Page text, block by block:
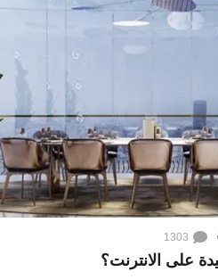
,
1303
على الانترنت؟